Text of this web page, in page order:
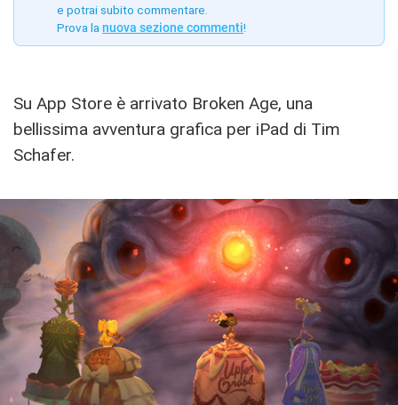
e potrai subito commentare.
Prova la nuova sezione commenti!
Su App Store è arrivato Broken Age, una
bellissima avventura grafica per iPad di Tim
Schafer.